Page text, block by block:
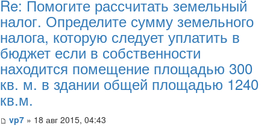
Re: Помогите рассчитать земельный
налог. Определите сумму земельного
налога, которую следует уплатить в
бюджет если в собственности
находится помещение площадью 300
кв. м. в здании общей площадью 1240
кв.м.
vp7 » 18 авг 2015, 04:43